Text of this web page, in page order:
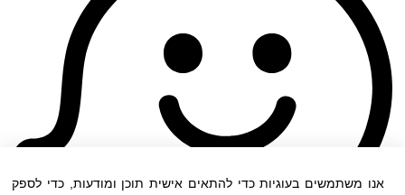
אנו משתמשים בעוגיות כדי להתאים אישית תוכן ומודעות, כדי לספק